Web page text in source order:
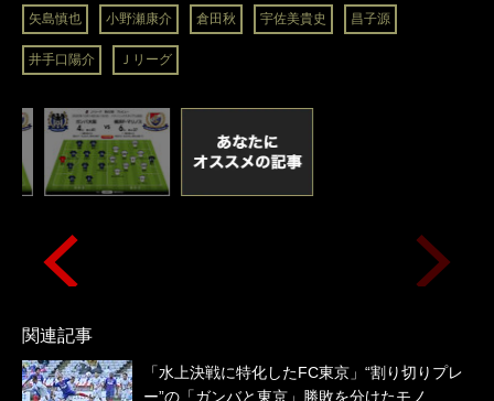
矢島慎也 小野瀬康介 倉田秋 宇佐美貴史 昌子源
井手口陽介 Ｊリーグ
関連記事
「水上決戦に特化したFC東京」“割り切りプレ
ー”の「ガンバと東京」勝敗を分けたモノ